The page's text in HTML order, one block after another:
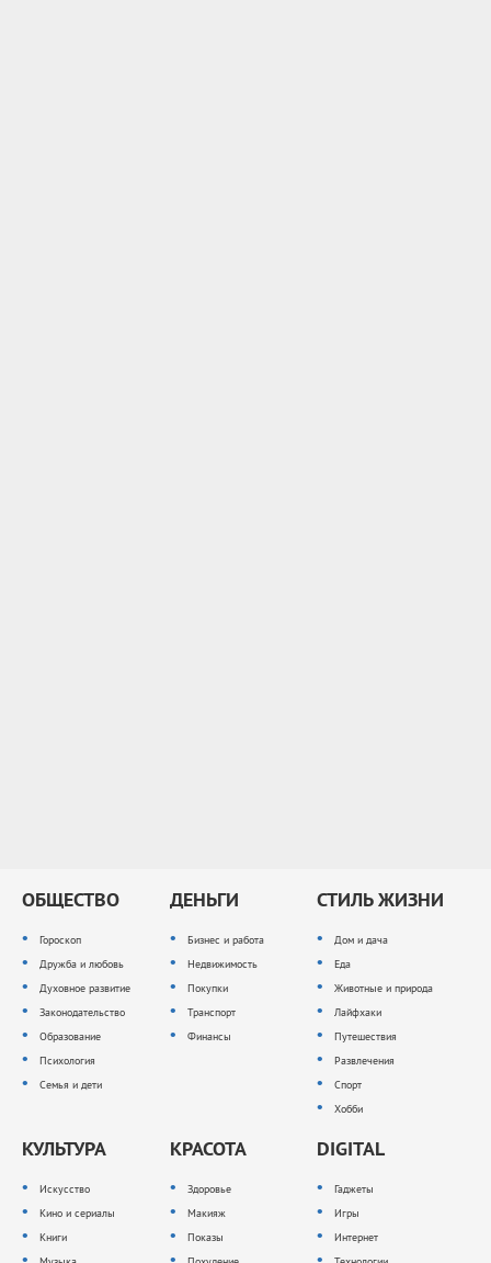
ОБЩЕСТВО
Гороскоп
Дружба и любовь
Духовное развитие
Законодательство
Образование
Психология
Семья и дети
ДЕНЬГИ
Бизнес и работа
Недвижимость
Покупки
Транспорт
Финансы
СТИЛЬ ЖИЗНИ
Дом и дача
Еда
Животные и природа
Лайфхаки
Путешествия
Развлечения
Спорт
Хобби
КУЛЬТУРА
Искусство
Кино и сериалы
Книги
КРАСОТА
Здоровье
Макияж
Показы
DIGITAL
Гаджеты
Игры
Интернет